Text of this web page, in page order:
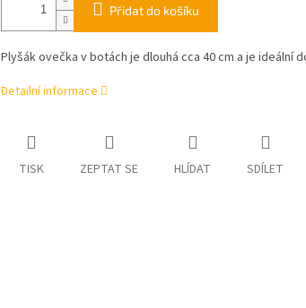
Přidat do košíku
Plyšák ovečka v botách je dlouhá cca 40 cm a je ideální
Detailní informace
TISK ZEPTAT SE HLÍDAT SDÍLET